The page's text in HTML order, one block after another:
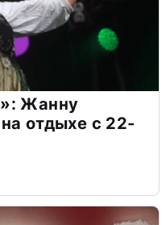
Жанну
отдыхе с 22-